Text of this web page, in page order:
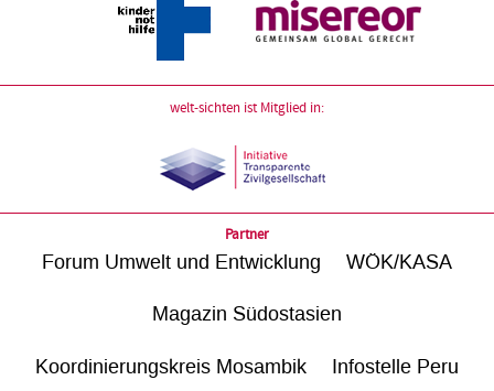
welt-sichten ist Mitglied in:
Partner
Forum Umwelt und Entwicklung WÖK/KASA
Magazin Südostasien
Koordinierungskreis Mosambik Infostelle Peru